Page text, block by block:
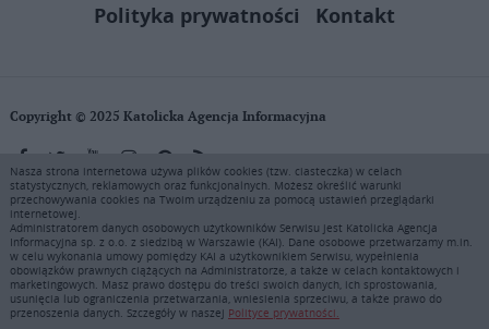
Polityka prywatności
Kontakt
Copyright © 2025 Katolicka Agencja Informacyjna
KAI zastrzega wszelkie prawa do serwisu. Użytkownicy mogą pobierać
i drukować fragmenty zawartości serwisu internetowego www.ekai.pl
wyłącznie do użytku osobistego. Publikacja, rozpowszechnianie
zawartości niniejszego serwisu lub jej sprzedaż (także framing i in.
podobne metody), są bez uprzedniej pisemnej zgody KAI zabronione i
stanowią naruszenie ustaw o prawie autorskim, ochronie baz danych i
uczciwej konkurencji - będą ścigane przy pomocy wszelkich
Nasza strona internetowa używa plików cookies (tzw. ciasteczka) w celach
statystycznych, reklamowych oraz funkcjonalnych. Możesz określić warunki
przechowywania cookies na Twoim urządzeniu za pomocą ustawień przeglądarki
internetowej.
Administratorem danych osobowych użytkowników Serwisu jest Katolicka Agencja
Informacyjna sp. z o.o. z siedzibą w Warszawie (KAI). Dane osobowe przetwarzamy m.in.
w celu wykonania umowy pomiędzy KAI a użytkownikiem Serwisu, wypełnienia
obowiązków prawnych ciążących na Administratorze, a także w celach kontaktowych i
marketingowych. Masz prawo dostępu do treści swoich danych, ich sprostowania,
usunięcia lub ograniczenia przetwarzania, wniesienia sprzeciwu, a także prawo do
przenoszenia danych. Szczegóły w naszej Polityce prywatności.